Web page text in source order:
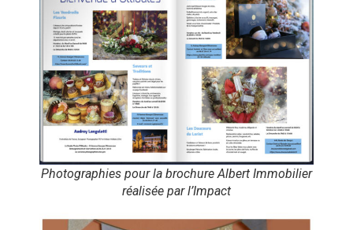
Photographies pour la brochure Albert Immobilier
réalisée par l’Impact